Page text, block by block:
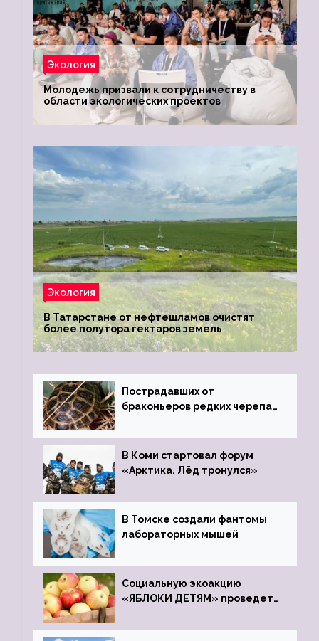
Экология
Молодежь призвали к сотрудничеству в
области экологических проектов
Экология
В Татарстане от нефтешламов очистят
более полутора гектаров земель
Пострадавших от
браконьеров редких черепах
зоопарк
В Коми стартовал форум
«Арктика. Лёд тронулся»
В Томске создали фантомы
лабораторных мышей
Социальную экоакцию
«ЯБЛОКИ ДЕТЯМ» проведет